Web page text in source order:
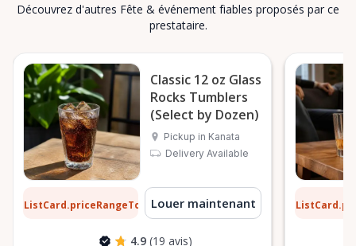
Découvrez d'autres Fête & événement fiables proposés par ce
prestataire.
Classic 12 oz Glass
Rocks Tumblers
(Select by Dozen)
Pickup in Kanata
Delivery Available
ListCard.priceRangeTo par jour
Louer maintenant
4.9 (19 avis)
0,10 $